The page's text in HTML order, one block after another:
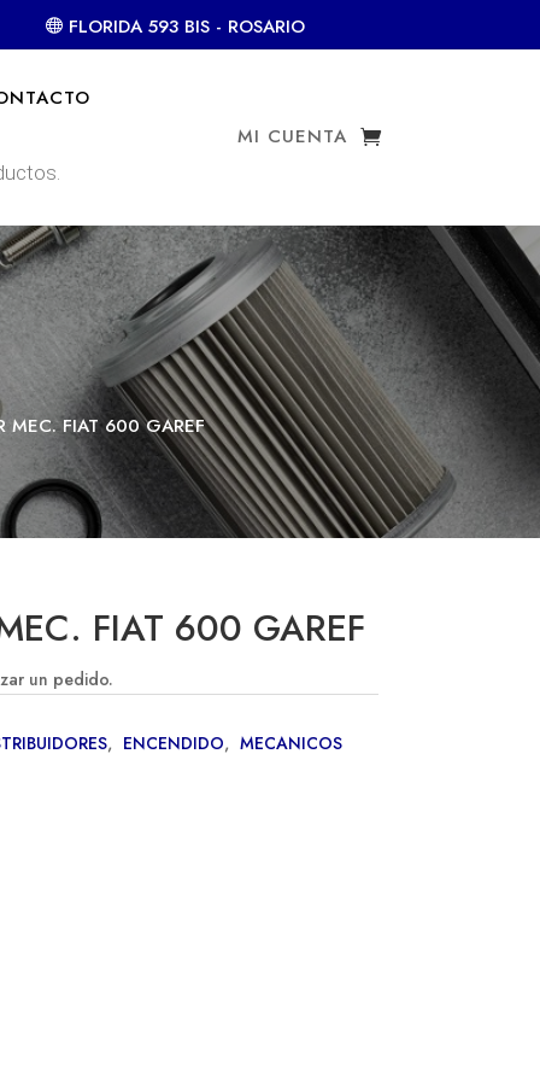
FLORIDA 593 BIS - ROSARIO
MI CUENTA
MEC. FIAT 600 GAREF
FIAT 600 GAREF
un pedido.
, ENCENDIDO, MECANICOS